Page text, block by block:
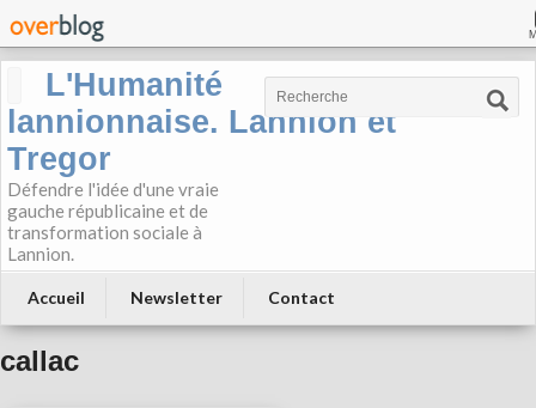
L'Humanité
lannionnaise. Lannion et
Tregor
Défendre l'idée d'une vraie
gauche républicaine et de
transformation sociale à
Lannion.
Accueil Newsletter Contact
callac